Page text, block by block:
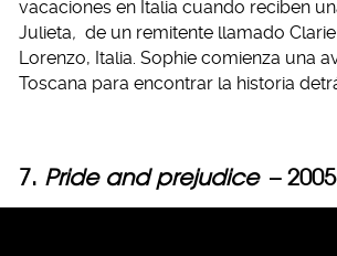
vacaciones en Italia cuando reciben
Julieta, de un remitente llamado
Lorenzo, Italia. Sophie comienza una
Toscana para encontrar la historia
7. Pride and prejudice – 2005